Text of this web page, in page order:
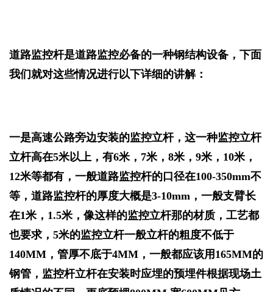
道路监控杆是道路监控必备的一种钢结构设备，下面
我们就对这些情况进行以下详细的讲解：
一是高速公路旁边安装的监控立杆，这一种监控立杆
立杆高在5米以上，有6米，7米，8米，9米，10米，
12米等都有，一般道路监控杆的口径在100-350mm不
等，道路监控杆的厚度大概是3-10mm，一般支臂长
在1米，1.5米，像这样的监控立杆那的材质，工艺都
也要求，5米的监控立杆一般立杆的粗度不低于
140MM，管厚不底于4MM，一般都应该用165MM的
钢管，监控杆立杆在安装时应埋的预埋件根据现场土